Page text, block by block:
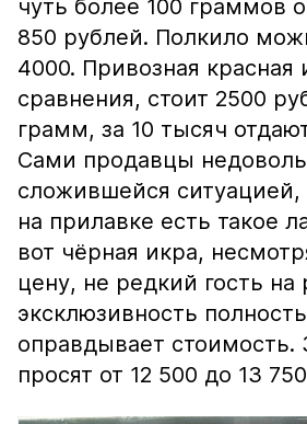
чуть более 100 граммов
850 рублей. Полкило
4000. Привозная красная
сравнения, стоит 2500
грамм, за 10 тысяч
Сами продавцы
сложившейся ситуацией,
на прилавке есть такое
вот чёрная икра,
цену, не редкий гость на
эксклюзивность
оправдывает стоимость.
просят от 12 500 до 13